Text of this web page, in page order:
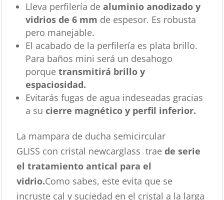
Lleva perfilería de aluminio anodizado y
vidrios de 6 mm de espesor. Es robusta
pero manejable.
El acabado de la perfilería es plata brillo.
Para baños mini será un desahogo
porque transmitirá brillo y
espaciosidad.
Evitarás fugas de agua indeseadas gracias
a su cierre magnético y perfil inferior.
La mampara de ducha semicircular
GLISS con cristal newcarglass traede serie
el tratamiento antical para el
vidrio.Como sabes, este evita que se
incruste cal y suciedad en el cristal a la larga